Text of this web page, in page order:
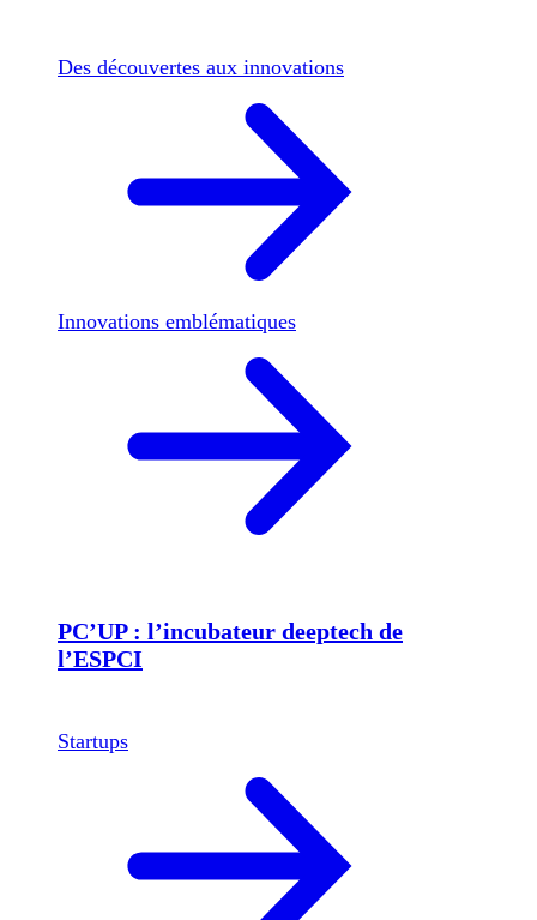
Des découvertes aux innovations
Innovations emblématiques
PC’UP : l’incubateur deeptech de
l’ESPCI
Startups